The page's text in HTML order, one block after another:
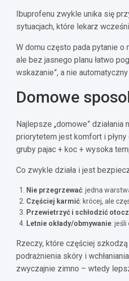
Ibuprofenu zwykle unika się
sytuacjach, które lekarz
W domu często pada pytanie o
ale bez jasnego planu łatwo
wskazanie”, a nie
Domowe
Najlepsze „domowe”
priorytetem jest komfort i
gruby pajac + koc + wysoka
Co zwykle działa i jest
Nie przegrzewać: jedna
Częściej karmić: krócej, ale
Przewietrzyć i schłodzić
Letnie okłady/obmywanie:
Rzeczy, które częściej
podrażnienia skóry i
zwyczajnie zimno – wtedy